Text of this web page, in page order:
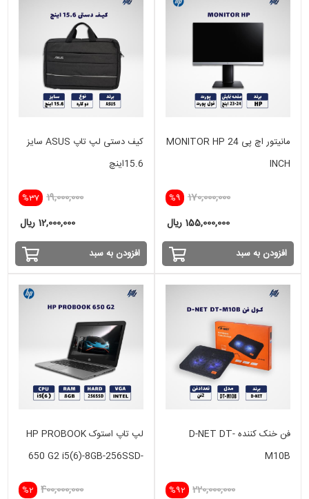
مانیتور اچ پی MONITOR HP 24
INCH
%9 170,000,000
155,000,000 ریال
افزودن به سبد
کیف دستی لپ تاپ ASUS سایز
15.6اینچ
%37 19,000,000
12,000,000 ریال
افزودن به سبد
فن خنک کننده D-NET DT-
M10B
%92 220,000,000
لپ تاپ استوک HP PROBOOK
650 G2 i5(6)-8GB-256SSD-
%2 400,000,000